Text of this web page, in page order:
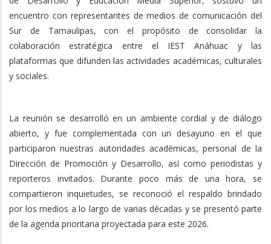
encuentro con representantes de medios de comunicación del
Sur de Tamaulipas, con el propósito de consolidar la
colaboración estratégica entre el IEST Anáhuac y las
plataformas que difunden las actividades académicas, culturales
y sociales.
La reunión se desarrolló en un ambiente cordial y de diálogo
abierto, y fue complementada con un desayuno en el que
participaron nuestras autoridades académicas, personal de la
Dirección de Promoción y Desarrollo, así como periodistas y
reporteros invitados. Durante poco más de una hora, se
compartieron inquietudes, se reconoció el respaldo brindado
por los medios a lo largo de varias décadas y se presentó parte
de la agenda prioritaria proyectada para este 2026.